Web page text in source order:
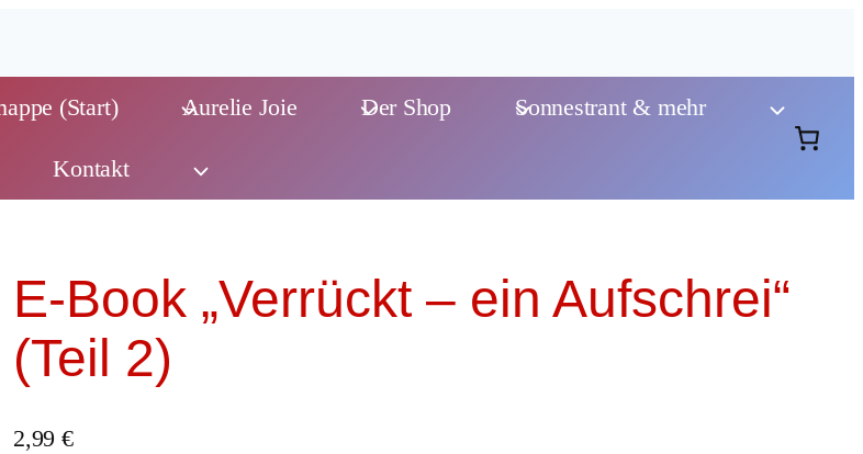
(Start) Aurelie Joie Der Shop Sonnestrant & mehr
Kontakt
E-Book „Verrückt – ein Aufschrei“
(Teil 2)
2,99 €